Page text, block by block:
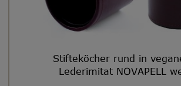
Stifteköcher rund in
Lederimitat NOVAPELL